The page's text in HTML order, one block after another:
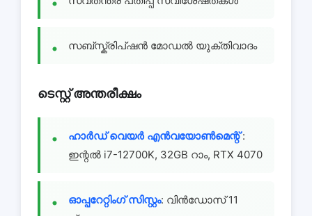
സബ്സ്ക്രിപ്ഷൻ മോഡൽ യുക്തിവാദം
ടെസ്റ്റ് അന്തരീക്ഷം
ഹാർഡ് വെയർ എൻവയോൺമെന്റ്:
ഇന്റൽ i7-12700K, 32GB റാം, RTX 4070
ഓപ്പറേറ്റിംഗ് സിസ്റ്റം: വിൻഡോസ് 11